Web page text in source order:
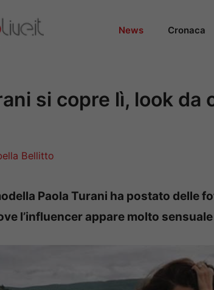
News Cronaca
si copre lì, look da
Bellitto
Paola Turani ha postato delle
l’influencer appare molto sensuale